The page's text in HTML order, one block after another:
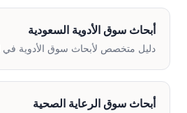
أبحاث سوق الأدوية السعودية
دليل متخصص لأبحاث سوق الأدوية في
أبحاث سوق الرعاية الصحية